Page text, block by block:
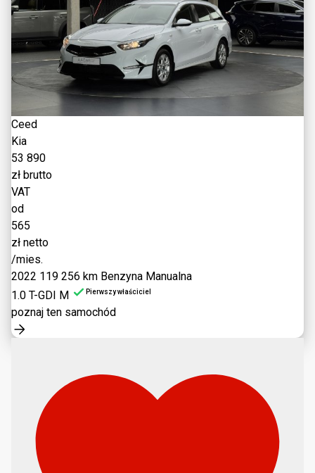
Ceed
Kia
53 890
zł brutto
VAT
od
565
zł netto
/mies.
2022 119 256 km Benzyna Manualna
1.0 T-GDI M
Pierwszy właściciel
poznaj ten samochód